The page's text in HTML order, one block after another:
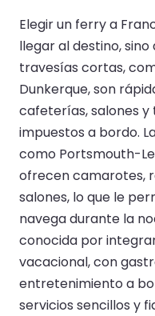
Elegir un ferry a
llegar al destino, sino
travesías cortas,
Dunkerque, son
cafeterías, salones y
impuestos a bordo.
como Portsmouth-
ofrecen camarotes,
salones, lo que le
navega durante la
conocida por
vacacional, con
entretenimiento a
servicios sencillos y